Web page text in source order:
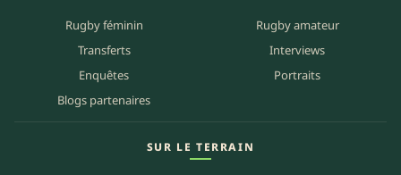
Rugby féminin
Rugby amateur
Transferts
Interviews
Enquêtes
Portraits
Blogs partenaires
SUR LE TERRAIN